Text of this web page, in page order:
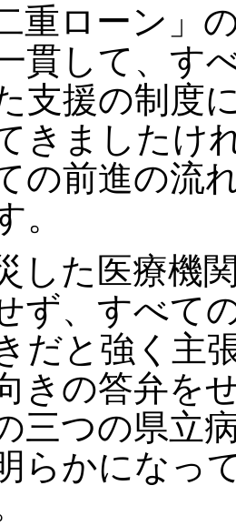
重ローン」
貫して、す
支援の制度
きましたけ
の前進の流
。
した医療機
ず、すべて
だと強く主
きの答弁を
三つの県立
らかになっ